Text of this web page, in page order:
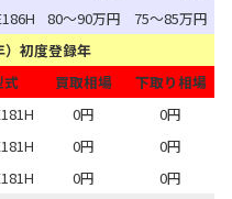
80～90万円
75～85万円
初度登録年
式 買取相場
下取り相場
0円
0円
0円
0円
0円
0円